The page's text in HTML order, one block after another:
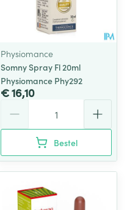
Physiomance
Somny Spray Fl 20ml
Physiomance Phy292
€ 16,10
Bestel